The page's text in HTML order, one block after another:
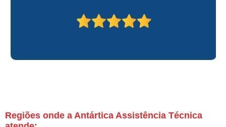
Regiões onde a Antártica Assistência Técnica